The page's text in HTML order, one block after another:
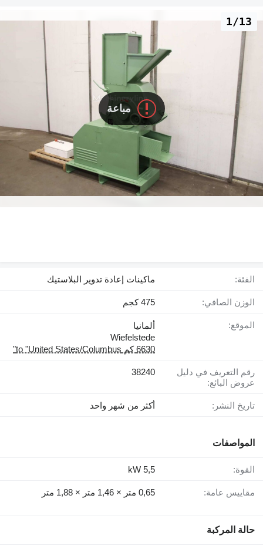
مباعة
1/13
الفئة: ماكينات إعادة تدوير البلاستيك
الوزن الصافي: 475 كجم
الموقع:
ألمانيا
Wiefelstede
6630 كم to "United States/Columbus"
رقم التعريف في دليل
عروض البائع:
38240
تاريخ النشر: أكثر من شهر واحد
المواصفات
القوة: 5,5 kW
مقاييس عامة: 0,65 متر × 1,46 متر × 1,88 متر
حالة المركبة